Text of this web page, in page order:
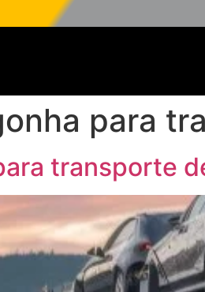
para
transporte